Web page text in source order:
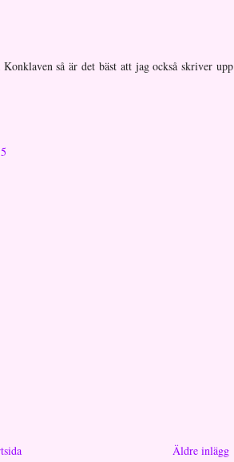
så är det bäst att jag också skriver upp
Äldre inlägg